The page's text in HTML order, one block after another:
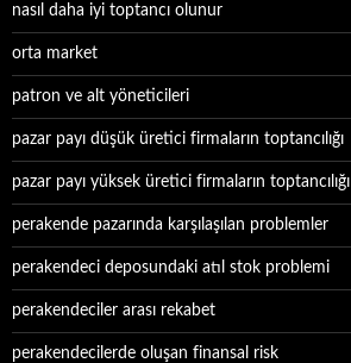
nasıl daha iyi toptancı olunur
orta market
patron ve alt yöneticileri
pazar payı düşük üretici firmaların toptancılığı
pazar payı yüksek üretici firmaların toptancılığı
perakende pazarında karşılaşılan problemler
perakendeci deposundaki atıl stok problemi
perakendeciler arası rekabet
perakendecilerde oluşan finansal risk